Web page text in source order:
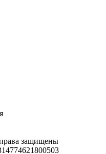
защищены